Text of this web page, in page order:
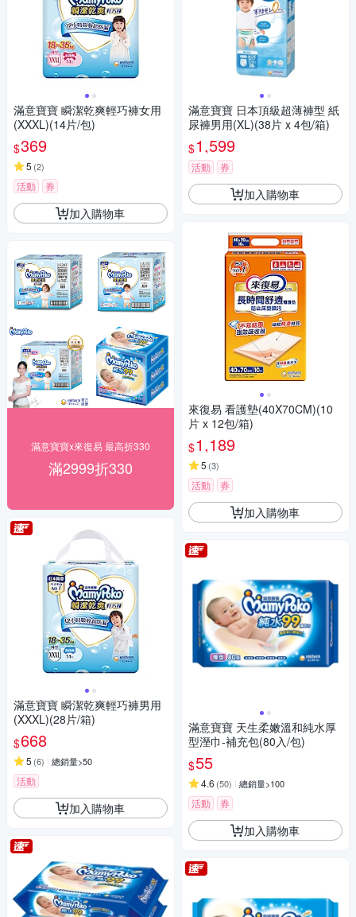
滿意寶寶 瞬潔乾爽輕巧褲女用
(XXXL)(14片/包)
$369
5 (2)
活動 券
加入購物車
滿意寶寶x來復易 最高折330
滿2999折330
滿意寶寶 瞬潔乾爽輕巧褲男用
(XXXL)(28片/箱)
$668
5 (6) 總銷量>50
活動
加入購物車
滿意寶寶 日本頂級超薄褲型 紙
尿褲男用(XL)(38片 x 4包/箱)
$1,599
活動 券
加入購物車
來復易 看護墊(40X70CM)(10
片 x 12包/箱)
$1,189
5 (3)
活動 券
加入購物車
滿意寶寶 天生柔嫩溫和純水厚
型溼巾-補充包(80入/包)
$55
4.6 (50) 總銷量>100
活動 券
加入購物車